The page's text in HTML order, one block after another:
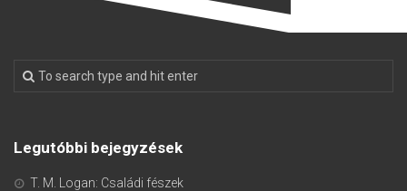
Legutóbbi bejegyzések
T. M. Logan: Családi fészek